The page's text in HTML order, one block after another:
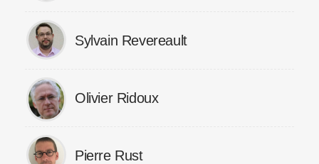
Sylvain Revereault
Olivier Ridoux
Pierre Rust